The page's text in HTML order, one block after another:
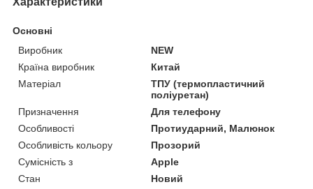
Основні
Виробник
NEW
Країна виробник
Китай
Матеріал
ТПУ (термопластичний
поліуретан)
Призначення
Для телефону
Особливості
Протиударний, Малюнок
Особливість кольору
Прозорий
Сумісність з
Apple
Стан
Новий